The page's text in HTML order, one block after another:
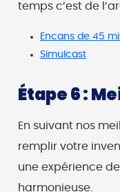
temps c’est de
Encans de 45
Simulcast
Étape 6 :
En suivant nos
remplir votre
une expérience
harmonieuse.